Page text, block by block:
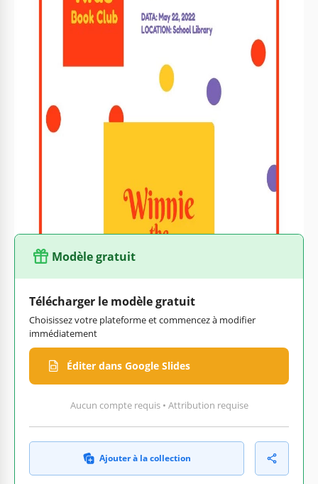
Communauté
0 téléchargements ce mois-ci
À propos de ce modèle
Montrez à vos jeunes étudiants que la lecture de livres est
vraiment passionnante. Vous pouvez le faire en créant un
club de lecture et en le promouvant avec notre superbe
mise en page. Le design accrocheur du papier incitera tous
dans votre annonce. Vous pouvez également ajouter une
photo du livre dont vous allez parler dans le club. Pour ce
faire, il suffit d'ouvrir le modèle dans Google Docs.
Modèle gratuit
Télécharger le modèle gratuit
Choisissez votre plateforme et commencez à modifier
immédiatement
Éditer dans Google Slides
Aucun compte requis • Attribution requise
Ajouter à la collection